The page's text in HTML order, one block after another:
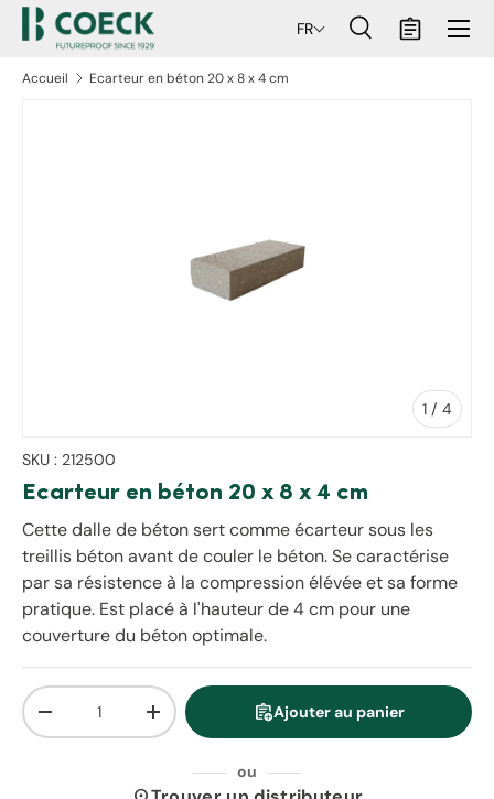
au contenu
Rechercher
FR RecherchePanier
Menu
Accueil Ecarteur en béton 20 x 8 x 4 cm
1 / de
4
SKU : 212500
Ecarteur en béton 20 x 8 x 4 cm
Cette dalle de béton sert comme écarteur sous les
treillis béton avant de couler le béton. Se caractérise
par sa résistence à la compression élévée et sa forme
pratique. Est placé à l'hauteur de 4 cm pour une
couverture du béton optimale.
Qté
Diminuer la quantitéAugmenter la quantité
assignment_addAjouter au panier
ou